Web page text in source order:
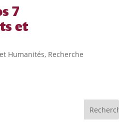
7
et
Humanités, Recherche